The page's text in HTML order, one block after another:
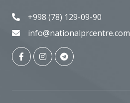
+998 (78) 129-09-90
info@nationalprcentre.com